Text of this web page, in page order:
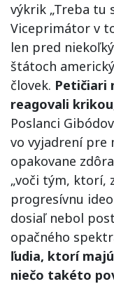
výkrik „Treba tu
Viceprimátor v
len pred
štátoch
človek. Petičiari
reagovali
Poslanci
vo vyjadrení pre
opakovane
„voči tým, ktorí,
progresívnu
dosiaľ nebol
opačného
ľudia, ktorí
niečo takéto